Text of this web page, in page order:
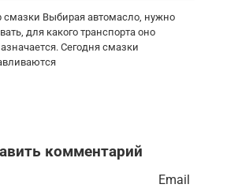
смазки Выбирая автомасло, нужно
для какого транспорта оно
Сегодня смазки
комментарий
Email